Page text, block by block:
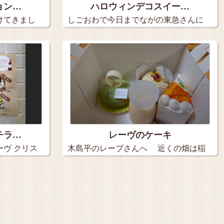
ン…
てきまし
ハロウィンデコスイー…
しごおわで今日までながの東急さんに
ラ…
ヴ クリス
レーヴのケーキ
木島平のレーブさんへ 近くの畑は稲